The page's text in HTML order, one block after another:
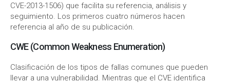
CVE-2013-1506) que facilita su referencia, análisis y
seguimiento. Los primeros cuatro números hacen
referencia al año de su publicación.
CWE (Common Weakness Enumeration)
Clasificación de los tipos de fallas comunes que pueden
llevar a una vulnerabilidad. Mientras que el CVE identifica